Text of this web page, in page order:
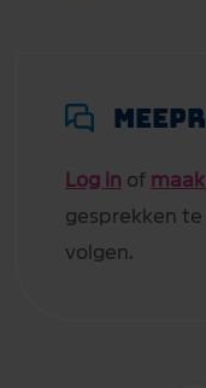
Log in of
gesprekken
volgen.